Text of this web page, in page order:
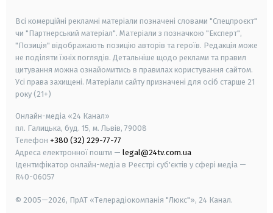
Всі комерційні рекламні матеріали позначені словами "Спецпроєкт"
чи "Партнерський матеріал". Матеріали з позначкою "Експерт",
"Позиція" відображають позицію авторів та героїв. Редакція може
не поділяти їхніх поглядів. Детальніше щодо реклами та правил
цитування можна ознайомитись в правилах користування сайтом.
Усі права захищені. Матеріали сайту призначені для осіб старше 21
року (21+)
Онлайн-медіа «24 Канал»
пл. Галицька, буд. 15, м. Львів, 79008
Телефон +380 (32) 229-77-77
Адреса електронної пошти — legal@24tv.com.ua
Ідентифікатор онлайн-медіа в Реєстрі суб'єктів у сфері медіа —
R40-06057
© 2005—2026, ПрАТ «Телерадіокомпанія "Люкс"», 24 Канал.